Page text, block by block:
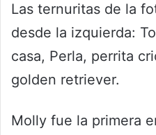
Las ternuritas de la
desde la izquierda:
casa, Perla, perrita
golden retriever.
Molly fue la primera